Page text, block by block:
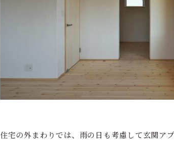
住宅の外まわりでは、雨の日も考慮して玄関ア